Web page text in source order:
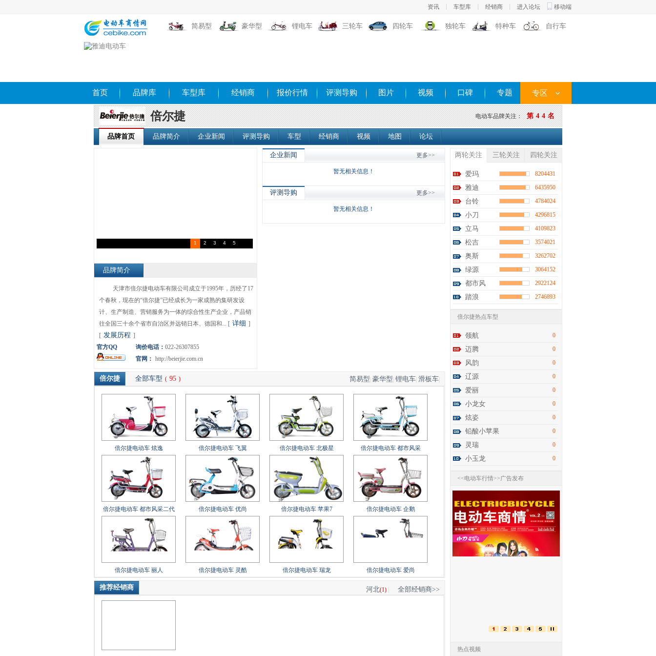
资讯 车型库 经销商 进入论坛 移动端
简易型 豪华型 锂电车 三轮车 四轮车 独轮车 特种车 自行车
首页 品牌库 车型库 经销商 报价行情 评测导购 图片 视频 口碑 专题 专区
倍尔捷 电动车品牌关注：第44名
品牌首页 品牌简介 企业新闻 评测导购 车型 经销商 视频 地图 论坛
1 2 3 4 5
品牌简介
天津市倍尔捷电动车有限公司成立于1995年，历经了17
个春秋，现在的“倍尔捷”已经成长为一家成熟的集研发设
计、生产制造、营销服务为一体的综合性生产企业，产品销
往全国三十余个省市自治区并远销日本、德国和... [ 详细 ]
[ 发展历程 ]
官方QQ
询价电话： 022-26307855
http://beierjie.com.cn
官网：
企业新闻 更多>>
暂无相关信息！
评测导购 更多>>
暂无相关信息！
倍尔捷 全部车型 ( 95 ) 简易型 豪华型 锂电车 滑板车
倍尔捷电动车 炫逸 倍尔捷电动车 飞翼 倍尔捷电动车 北极星 倍尔捷电动车 都市风采
倍尔捷电动车 都市风采二代 倍尔捷电动车 优尚 倍尔捷电动车 苹果7 倍尔捷电动车 企鹅
倍尔捷电动车 丽人 倍尔捷电动车 灵酷 倍尔捷电动车 瑞龙 倍尔捷电动车 爱尚
推荐经销商 河北(1) 全部经销商>>
两轮关注 三轮关注 四轮关注
爱玛 8204431
雅迪 6435950
台铃 4784024
小刀 4296815
立马 4109823
松吉 3574021
奥斯 3262702
绿源 3064152
都市风 2922124
踏浪 2746893
倍尔捷热点车型
领航 0
迈腾 0
风韵 0
辽源 0
爱丽 0
小龙女 0
炫姿 0
铅酸小苹果 0
灵瑞 0
小玉龙 0
<<电动车行情>>广告发布
热点视频